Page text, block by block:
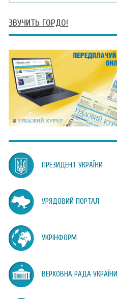
ЗВУЧИТЬ ГОРДО!
ПРЕЗИДЕНТ УКРАЇНИ
УРЯДОВИЙ ПОРТАЛ
УКРІНФОРМ
ВЕРХОВНА РАДА УКРАЇНИ